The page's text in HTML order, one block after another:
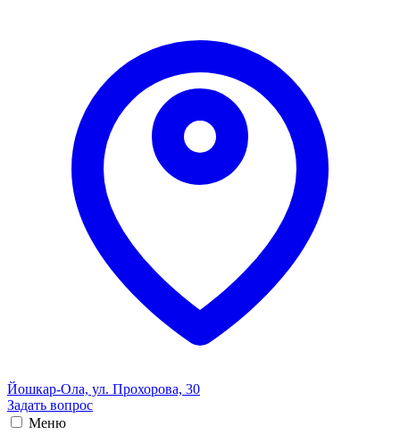
Йошкар-Ола, ул. Прохорова, 30
Задать вопрос
Меню